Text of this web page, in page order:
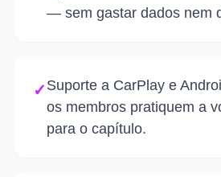
— sem gastar dados nem
✓ Suporte a CarPlay e
os membros pratiquem a
para o capítulo.